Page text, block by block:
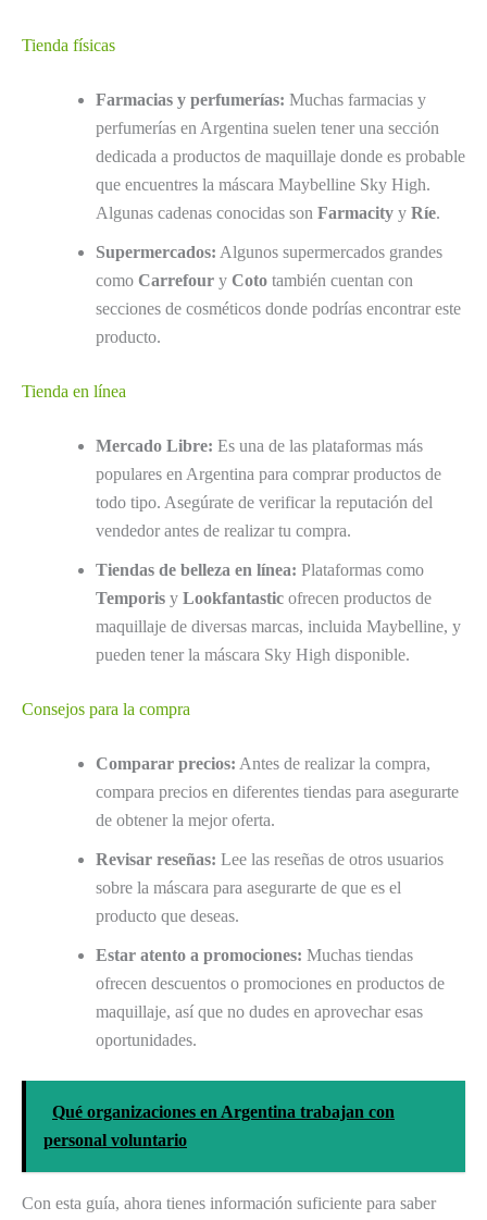
Tienda físicas
Farmacias y perfumerías: Muchas farmacias y
perfumerías en Argentina suelen tener una sección
dedicada a productos de maquillaje donde es probable
que encuentres la máscara Maybelline Sky High.
Algunas cadenas conocidas son Farmacity y Ríe.
Supermercados: Algunos supermercados grandes
como Carrefour y Coto también cuentan con
secciones de cosméticos donde podrías encontrar este
producto.
Tienda en línea
Mercado Libre: Es una de las plataformas más
populares en Argentina para comprar productos de
todo tipo. Asegúrate de verificar la reputación del
vendedor antes de realizar tu compra.
Tiendas de belleza en línea: Plataformas como
Temporis y Lookfantastic ofrecen productos de
maquillaje de diversas marcas, incluida Maybelline, y
pueden tener la máscara Sky High disponible.
Consejos para la compra
Comparar precios: Antes de realizar la compra,
compara precios en diferentes tiendas para asegurarte
de obtener la mejor oferta.
Revisar reseñas: Lee las reseñas de otros usuarios
sobre la máscara para asegurarte de que es el
producto que deseas.
Estar atento a promociones: Muchas tiendas
ofrecen descuentos o promociones en productos de
maquillaje, así que no dudes en aprovechar esas
oportunidades.
Qué organizaciones en Argentina trabajan con
personal voluntario
Con esta guía, ahora tienes información suficiente para saber